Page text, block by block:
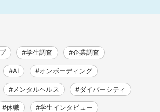
#学生調査 #企業調査
#AI #オンボーディング
#メンタルヘルス #ダイバーシティ
#休職 #学生インタビュー